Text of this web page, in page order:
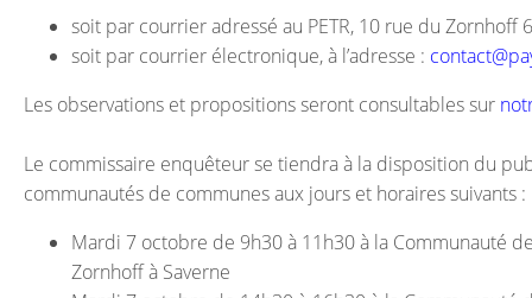
soit par courrier adressé au PETR, 10 rue du Zornhoff
soit par courrier électronique, à l’adresse :
Les observations et propositions seront consultables sur
Le commissaire enquêteur se tiendra à la disposition du
communautés de communes aux jours et horaires suivants
Mardi 7 octobre de 9h30 à 11h30 à la Communauté
Zornhoff à Saverne